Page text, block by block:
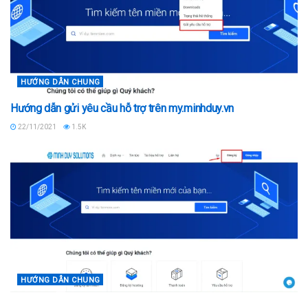
HƯỚNG DẪN CHUNG
Hướng dẫn gửi yêu cầu hỗ trợ trên my.minhduy.vn
22/11/2021 1.5K
HƯỚNG DẪN CHUNG